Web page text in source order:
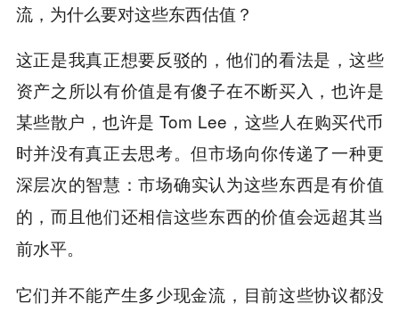
流，为什么要对这些东西估值？
这正是我真正想要反驳的，他们的看法是，这些
资产之所以有价值是有傻子在不断买入，也许是
某些散户，也许是 Tom Lee，这些人在购买代币
时并没有真正去思考。但市场向你传递了一种更
深层次的智慧：市场确实认为这些东西是有价值
的，而且他们还相信这些东西的价值会远超其当
前水平。
它们并不能产生多少现金流，目前这些协议都没